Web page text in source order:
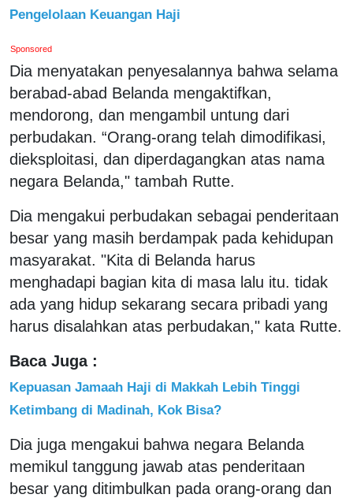
Pengelolaan Keuangan Haji
Sponsored
Dia menyatakan penyesalannya bahwa selama
berabad-abad Belanda mengaktifkan,
mendorong, dan mengambil untung dari
perbudakan. “Orang-orang telah dimodifikasi,
dieksploitasi, dan diperdagangkan atas nama
negara Belanda," tambah Rutte.
Dia mengakui perbudakan sebagai penderitaan
besar yang masih berdampak pada kehidupan
masyarakat. "Kita di Belanda harus
menghadapi bagian kita di masa lalu itu. tidak
ada yang hidup sekarang secara pribadi yang
harus disalahkan atas perbudakan," kata Rutte.
Baca Juga :
Kepuasan Jamaah Haji di Makkah Lebih Tinggi
Ketimbang di Madinah, Kok Bisa?
Dia juga mengakui bahwa negara Belanda
memikul tanggung jawab atas penderitaan
besar yang ditimbulkan pada orang-orang dan